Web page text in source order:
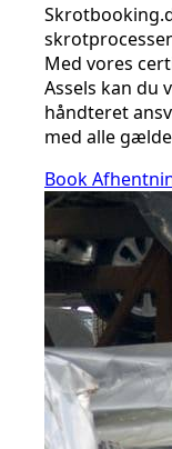
Med vores
Assels kan du
håndteret
med alle
Book